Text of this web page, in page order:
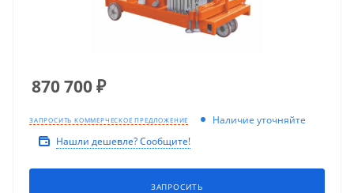
870 700₽
ЗАПРОСИТЬ КОММЕРЧЕСКОЕ ПРЕДЛОЖЕНИЕ
Наличие уточняйте
Нашли дешевле? Сообщите!
ЗАПРОСИТЬ